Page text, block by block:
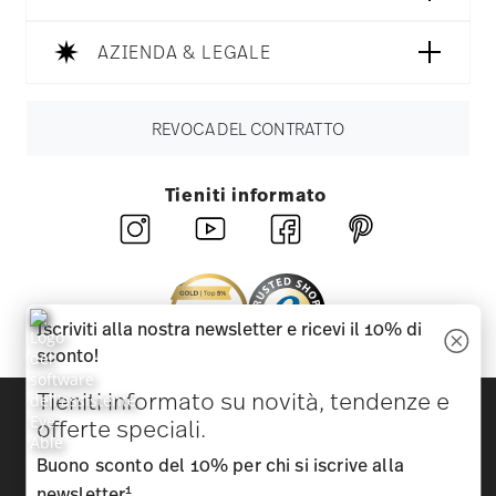
AZIENDA & LEGALE
REVOCA DEL CONTRATTO
Tieniti informato
Scopri tutti i nostri brand
Bellezza e funzionalità per la tua casa
Homepage
Iscriviti alla nostra newsletter e ricevi il 10% di
sconto!
Tieniti informato su novità, tendenze e
offerte speciali.
Buono sconto del 10% per chi si iscrive alla
1